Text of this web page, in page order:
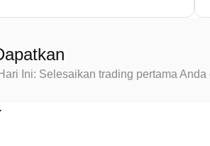
Ini: Selesaikan trading pertama